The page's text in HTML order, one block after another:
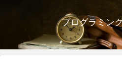
プログラミン